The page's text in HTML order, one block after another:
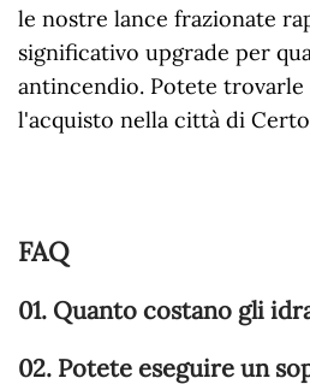
le nostre lance frazionate
significativo upgrade per
antincendio. Potete
l'acquisto nella città di
FAQ
01. Quanto costano gli
02. Potete eseguire un